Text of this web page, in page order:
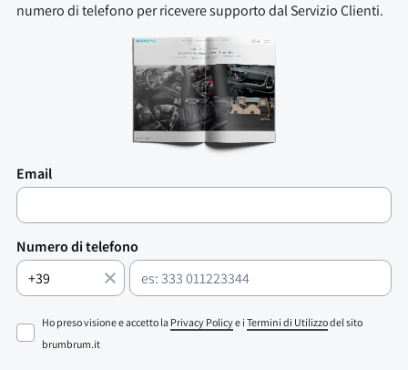
numero di telefono per ricevere supporto dal Servizio Clienti.
Email
Numero di telefono
Ho preso visione e accetto la Privacy Policye i Termini di Utilizzodel sito
brumbrum.it